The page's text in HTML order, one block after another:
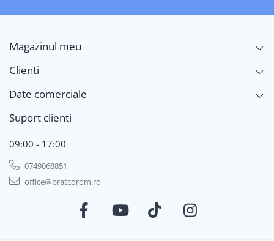
Magazinul meu
Clienti
Date comerciale
Suport clienti
09:00 - 17:00
0749068851
office@bratcorom.ro